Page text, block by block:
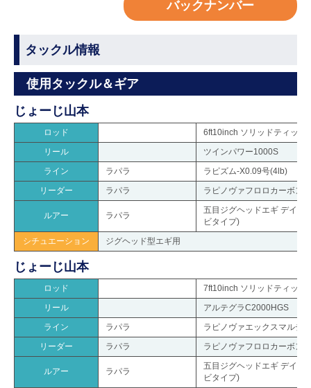
バックナンバー
タックル情報
使用タックル＆ギア
じょーじ山本
ロッド
6ft10inch ソリッドティップ
リール
ツインパワー1000S
ライン
ラパラ
ラピズム-X0.09号(4lb)
リーダー
ラパラ ラピノヴァフロロカーボン
ルアー ラパラ
五目ジグヘッドエギ デイー
ビタイプ)
シチュエーション
ジグヘッド型エギ用
じょーじ山本
ロッド
7ft10inch ソリッドティップ
リール
アルテグラC2000HGS
ライン
ラパラ
ラピノヴァエックスマルチ
リーダー
ラパラ ラピノヴァフロロカーボン
ルアー ラパラ
五目ジグヘッドエギ デイー
ビタイプ)